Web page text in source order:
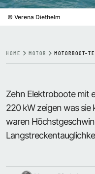
© Verena Diethelm
HOME MOTOR MOTORBOOT-
Zehn Elektroboote mit
220 kW zeigen was
waren